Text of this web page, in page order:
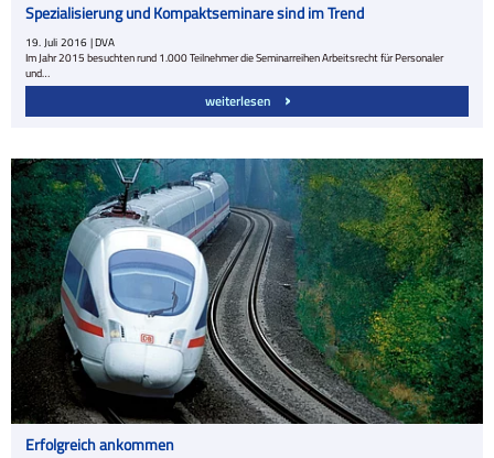
Spezialisierung und Kompaktseminare sind im Trend
19. Juli 2016 | DVA
Im Jahr 2015 besuchten rund 1.000 Teilnehmer die Seminarreihen Arbeitsrecht für Personaler
und…
weiterlesen
Erfolgreich ankommen